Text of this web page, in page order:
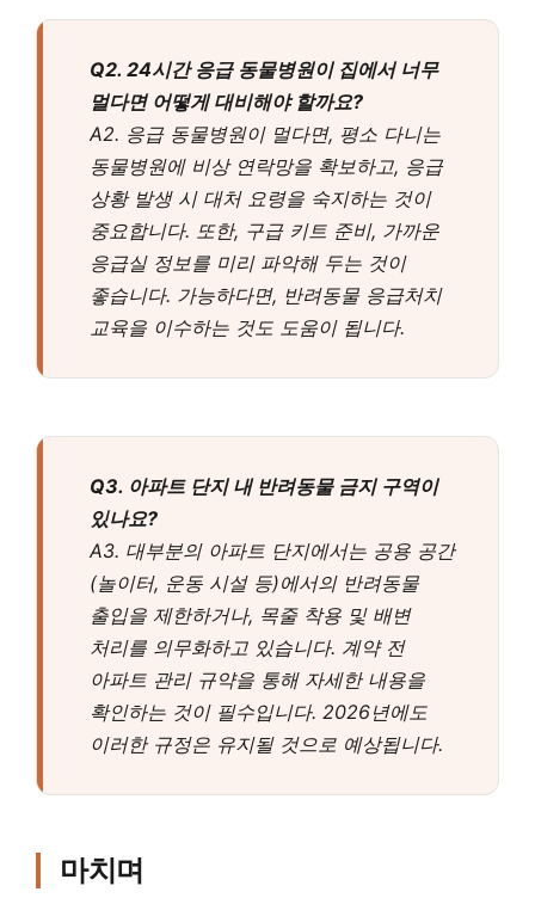
Q2. 24시간 응급 동물병원이 집에서 너무
멀다면 어떻게 대비해야 할까요?
A2. 응급 동물병원이 멀다면, 평소 다니는
동물병원에 비상 연락망을 확보하고, 응급
상황 발생 시 대처 요령을 숙지하는 것이
중요합니다. 또한, 구급 키트 준비, 가까운
응급실 정보를 미리 파악해 두는 것이
좋습니다. 가능하다면, 반려동물 응급처치
교육을 이수하는 것도 도움이 됩니다.
Q3. 아파트 단지 내 반려동물 금지 구역이
있나요?
A3. 대부분의 아파트 단지에서는 공용 공간
(놀이터, 운동 시설 등)에서의 반려동물
출입을 제한하거나, 목줄 착용 및 배변
처리를 의무화하고 있습니다. 계약 전
아파트 관리 규약을 통해 자세한 내용을
확인하는 것이 필수입니다. 2026년에도
이러한 규정은 유지될 것으로 예상됩니다.
마치며